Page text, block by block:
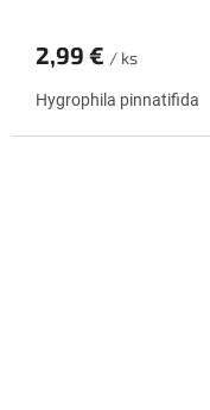
2,99 € / ks
Hygrophila pinnatifida